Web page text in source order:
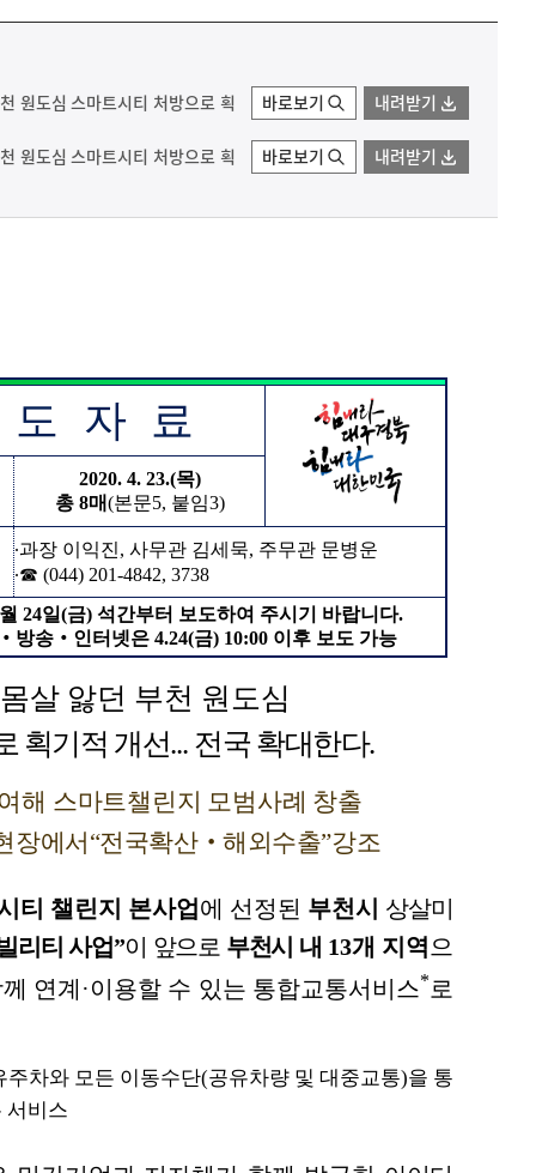
원도심 스마트시티 처방으로 획 바로보기 내려받기
원도심 스마트시티 처방으로 획 바로보기 내려받기